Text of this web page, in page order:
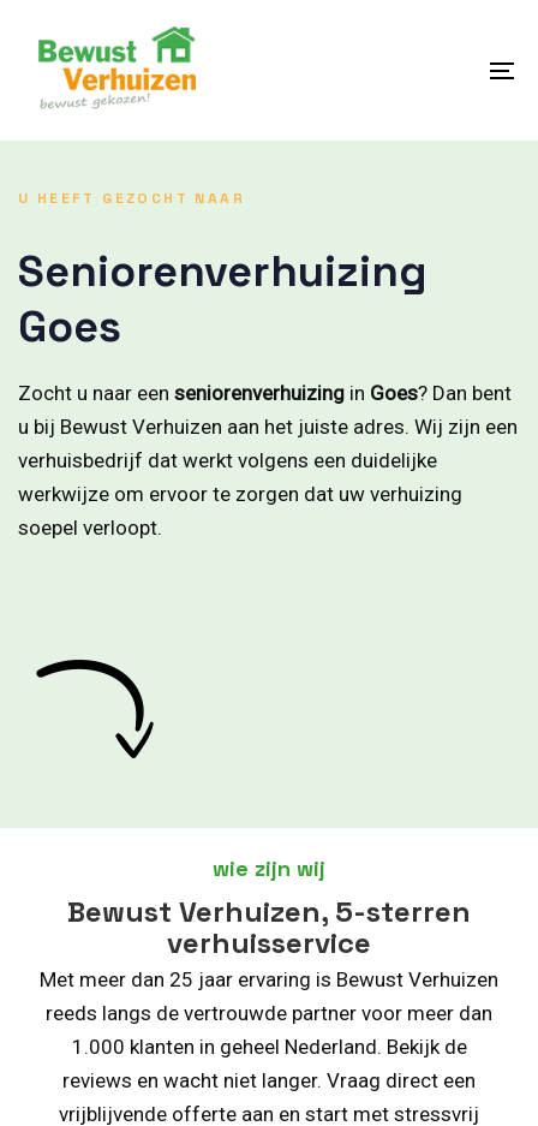
content
U HEEFT GEZOCHT NAAR
Seniorenverhuizing
Goes
Zocht u naar een seniorenverhuizing in Goes? Dan bent
u bij Bewust Verhuizen aan het juiste adres. Wij zijn een
verhuisbedrijf dat werkt volgens een duidelijke
werkwijze om ervoor te zorgen dat uw verhuizing
soepel verloopt.
wie zijn wij
Bewust Verhuizen, 5-sterren
verhuisservice
Met meer dan 25 jaar ervaring is Bewust Verhuizen
reeds langs de vertrouwde partner voor meer dan
1.000 klanten in geheel Nederland. Bekijk de
reviews en wacht niet langer. Vraag direct een
vrijblijvende offerte aan en start met stressvrij